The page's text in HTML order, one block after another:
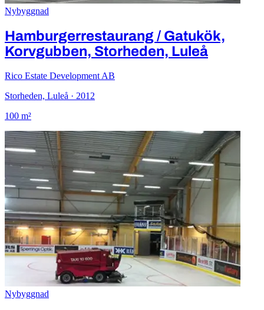
Nybyggnad
Hamburgerrestaurang / Gatukök,
Korvgubben, Storheden, Luleå
Rico Estate Development AB
Storheden, Luleå · 2012
100 m²
Nybyggnad